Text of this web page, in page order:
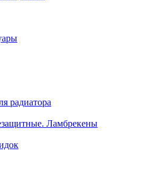
радиатора
Ламбрекены